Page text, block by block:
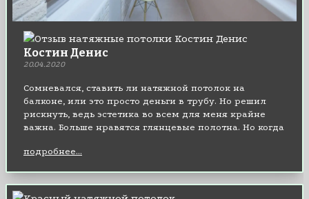
Костин Денис
20.04.2020
Сомневался, ставить ли натяжной потолок на
балконе, или это просто деньги в трубу. Но решил
рискнуть, ведь эстетика во всем для меня крайне
важна. Больше нравятся глянцевые полотна. Но когда
тканевый вариант, потому, что балкон
подробнее...